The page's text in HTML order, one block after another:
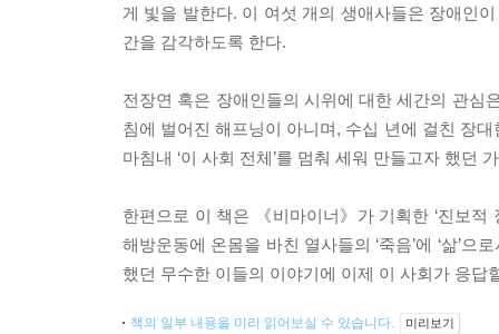
게 빛을 발한다. 이 여섯 개의 생애사들은 장애인
간을 감각하도록 한다.
전장연 혹은 장애인들의 시위에 대한 세간의 관심
침에 벌어진 해프닝이 아니며, 수십 년에 걸친 장
마침내 ‘이 사회 전체’를 멈춰 세워 만들고자 했던
한편으로 이 책은 《비마이너》가 기획한 ‘진보
해방운동에 온몸을 바친 열사들의 ‘죽음’에 ‘삶’
했던 무수한 이들의 이야기에 이제 이 사회가 응답
책의 일부 내용을 미리 읽어보실 수 있습니다. 미리보기